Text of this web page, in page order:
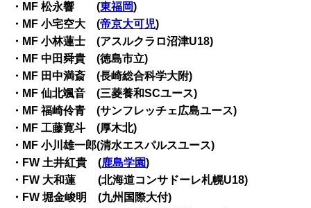
・MF 松永響 (東福岡)
・MF 小宅空大 (帝京大可児)
・MF 小林蓮士 (アスルクラロ沼津U18)
・MF 中田舜貴 (徳島市立)
・MF 田中満斎 (長崎総合科学大附)
・MF 仙北颯音 (三菱養和SCユース)
・MF 福崎伶青 (サンフレッチェ広島ユース)
・MF 工藤寛斗 (厚木北)
・MF 小川雄一郎(清水エスパルスユース)
・FW 土井紅貴 (鹿島学園)
・FW 大和蓮 (北海道コンサドーレ札幌U18)
・FW 堀金峻明 (九州国際大付)